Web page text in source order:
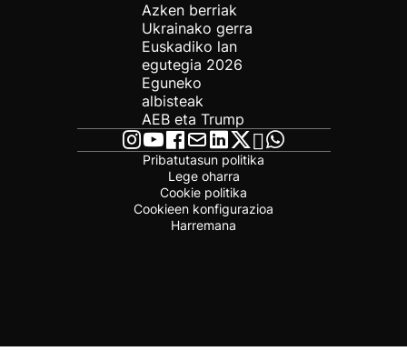
Azken berriak
Ukrainako gerra
Euskadiko lan
egutegia 2026
Eguneko
albisteak
AEB eta Trump
Pribatutasun politika
Lege oharra
Cookie politika
Cookieen konfigurazioa
Harremana